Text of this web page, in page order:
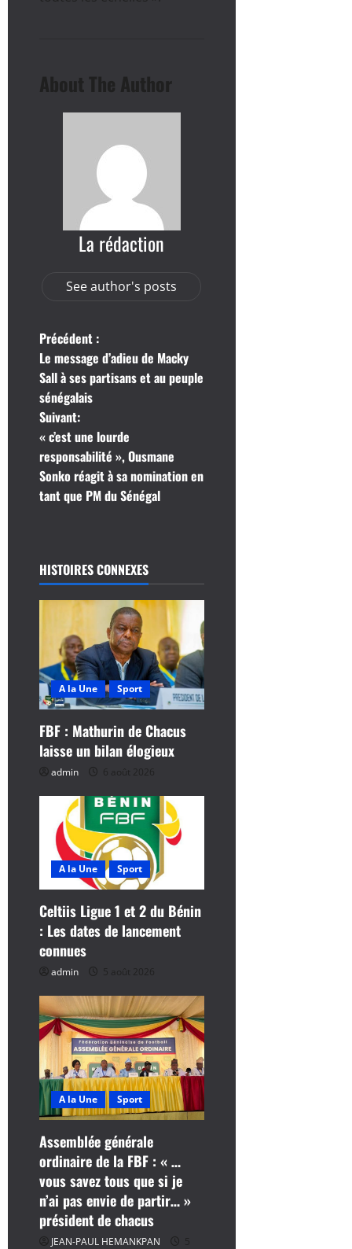
About The Author
La rédaction
See author's posts
N
a
v
i
g
a
i
o
d
’
a
r
t
l
e
Précédent :
Le message d’adieu de Macky
Sall à ses partisans et au peuple
sénégalais
Suivant:
« c’est une lourde
responsabilité », Ousmane
Sonko réagit à sa nomination en
tant que PM du Sénégal
HISTOIRES CONNEXES
A la Une Sport
FBF : Mathurin de Chacus
laisse un bilan élogieux
admin 6 août 2026
A la Une Sport
Celtiis Ligue 1 et 2 du Bénin
: Les dates de lancement
connues
admin 5 août 2026
A la Une Sport
Assemblée générale
ordinaire de la FBF : « …
vous savez tous que si je
n’ai pas envie de partir… »
président de chacus
JEAN-PAUL HEMANKPAN
5